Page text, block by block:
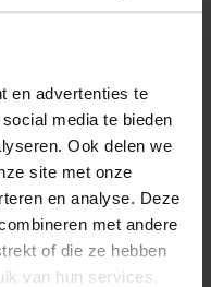
en advertenties te
media te bieden
Ook delen we
site met onze
en analyse. Deze
met andere
of die ze hebben
van hun services.